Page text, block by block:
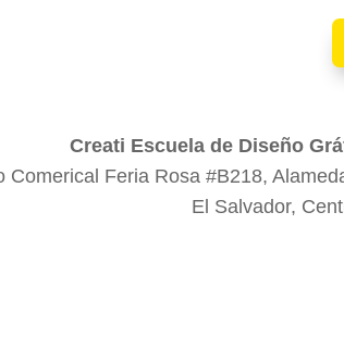
Creati Escuela de Diseño
Comerical Feria Rosa #B218,
El Salvador,